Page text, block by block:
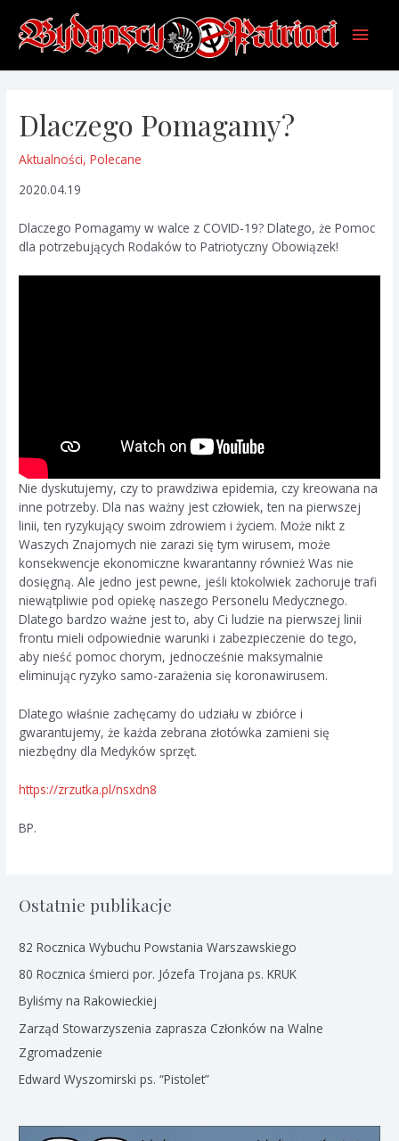
content
Main
Dlaczego Pomagamy?
Aktualności,Polecane
2020.04.19
Dlaczego Pomagamy w walce z COVID-19? Dlatego, że Pomoc
dla potrzebujących Rodaków to Patriotyczny Obowiązek!
Nie dyskutujemy, czy to prawdziwa epidemia, czy kreowana na
inne potrzeby. Dla nas ważny jest człowiek, ten na pierwszej
linii, ten ryzykujący swoim zdrowiem i życiem. Może nikt z
Waszych Znajomych nie zarazi się tym wirusem, może
konsekwencje ekonomiczne kwarantanny również Was nie
dosięgną. Ale jedno jest pewne, jeśli ktokolwiek zachoruje trafi
niewątpliwie pod opiekę naszego Personelu Medycznego.
Dlatego bardzo ważne jest to, aby Ci ludzie na pierwszej linii
frontu mieli odpowiednie warunki i zabezpieczenie do tego,
aby nieść pomoc chorym, jednocześnie maksymalnie
eliminując ryzyko samo-zarażenia się koronawirusem.
Dlatego właśnie zachęcamy do udziału w zbiórce i
gwarantujemy, że każda zebrana złotówka zamieni się
niezbędny dla Medyków sprzęt.
https://zrzutka.pl/nsxdn8
BP.
Ostatnie publikacje
82 Rocznica Wybuchu Powstania Warszawskiego
80 Rocznica śmierci por. Józefa Trojana ps. KRUK
Byliśmy na Rakowieckiej
Zarząd Stowarzyszenia zaprasza Członków na Walne
Zgromadzenie
Edward Wyszomirski ps. “Pistolet”